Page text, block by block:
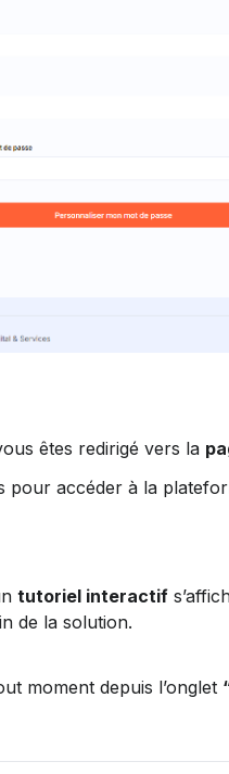
êtes redirigé vers la
pour accéder à la
tutoriel interactif
de la solution.
moment depuis l’onglet